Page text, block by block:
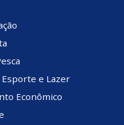
e Lazer
Econômico